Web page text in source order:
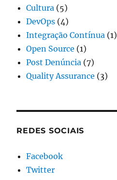
Cultura (5)
DevOps (4)
Integração Contínua (1)
Open Source (1)
Post Denúncia (7)
Quality Assurance (3)
REDES SOCIAIS
Facebook
Twitter